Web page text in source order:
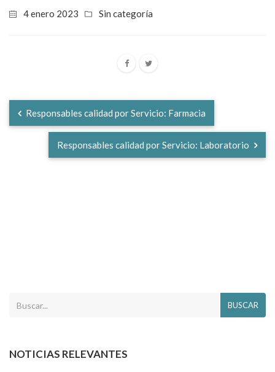
4 enero 2023 Sin categoría
Responsables calidad por Servicio: Farmacia
Responsables calidad por Servicio: Laboratorio
BUSCAR
NOTICIAS RELEVANTES